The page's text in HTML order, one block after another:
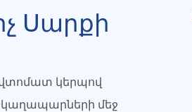
Սարքի
կերպով
կաղապարների մեջ